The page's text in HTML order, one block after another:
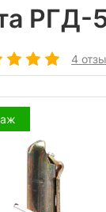
РГД-
4